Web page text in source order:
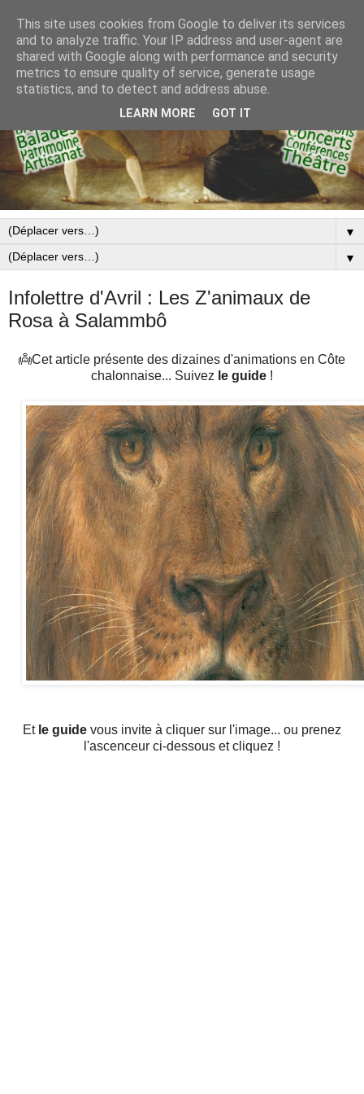
▼
▼
Infolettre d'Avril : Les Z'animaux de
Rosa à Salammbô
👼Cet article présente des dizaines d'animations en Côte
chalonnaise... Suivez le guide !
Et le guide vous invite à cliquer sur l'image... ou prenez
l'ascenceur ci-dessous et cliquez !
This site uses cookies from Google to deliver its services
and to analyze traffic. Your IP address and user-agent are
shared with Google along with performance and security
metrics to ensure quality of service, generate usage
statistics, and to detect and address abuse.
LEARN MORE GOT IT